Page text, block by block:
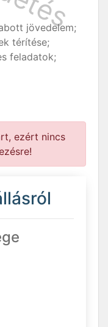
jövedelem;
térítése;
feladatok;
ezért nincs